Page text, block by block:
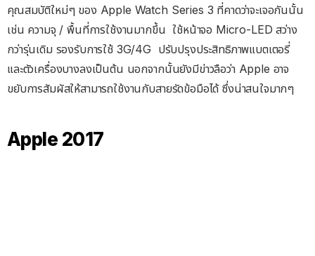
คุณสมบัติใหม่ๆ ของ Apple Watch Series 3 ที่คาดว่าจะเจอกันนั้น
เช่น ความจุ / พื้นที่การใช้งานมากขึ้น ใช้หน้าจอ Micro-LED สว่าง
กว่ารุ่นเดิม รองรับการใช้ 3G/4G ปรับปรุงประสิทธิภาพแบตเตอรี่
และตัวเครื่องบางลงเป็นต้น นอกจากนั้นยังมีข่าวลือว่า Apple อาจ
ขยับการสัมผัสให้สามารถใช้งานกับสายรัดข้อมือได้ ซึ่งน่าสนใจมากๆ
Apple 2017